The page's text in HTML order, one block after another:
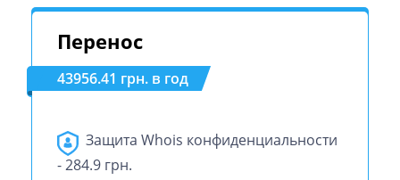
Перенос
43956.41 грн. в год
Защита Whois конфиденциальности
- 284.9 грн.